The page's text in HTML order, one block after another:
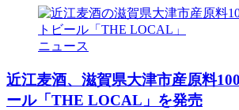
ニュース
近江麦酒、滋賀県大津市産原料
ール「THE LOCAL」を発売